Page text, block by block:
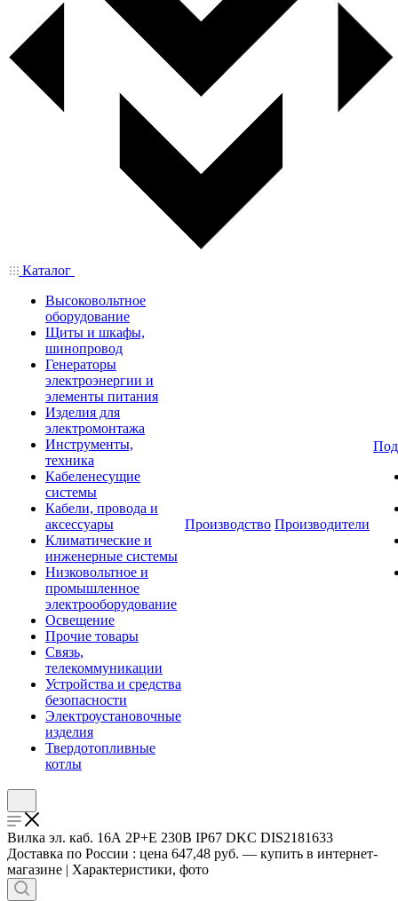
Каталог
Высоковольтное
оборудование
Щиты и шкафы,
шинопровод
Генераторы
электроэнергии и
элементы питания
Изделия для
электромонтажа
Инструменты,
техника
Кабеленесущие
системы
Кабели, провода и
аксессуары
Климатические и
инженерные системы
Низковольтное и
промышленное
электрооборудование
Освещение
Прочие товары
Связь,
телекоммуникации
Устройства и средства
безопасности
Электроустановочные
изделия
Твердотопливные
котлы
Производство Производители
Вилка эл. каб. 16А 2P+E 230В IP67 DKC DIS2181633
Доставка по России : цена 647,48 руб. — купить в интернет-
магазине | Характеристики, фото